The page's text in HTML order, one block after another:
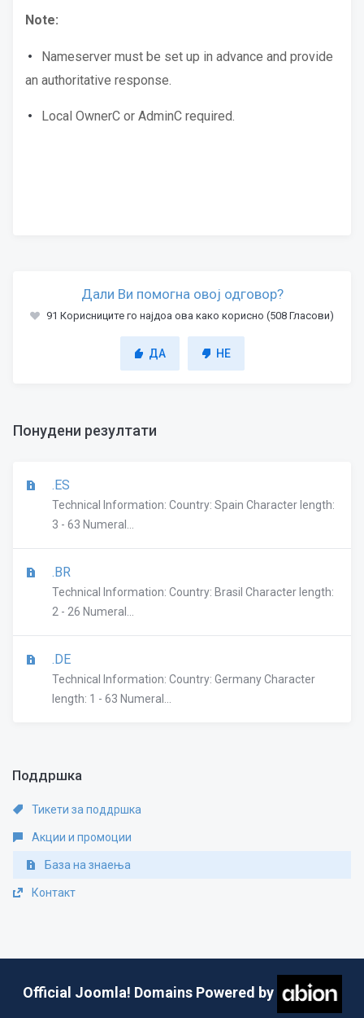
Note:
Nameserver must be set up in advance and provide
an authoritative response.
Local OwnerC or AdminC required.
Дали Ви помогна овој одговор?
91 Корисниците го најдоа ова како корисно (508 Гласови)
ДА НЕ
Понудени резултати
.ES
Technical Information: Country: Spain Character length:
3 - 63 Numeral...
.BR
Technical Information: Country: Brasil Character length:
2 - 26 Numeral...
.DE
Technical Information: Country: Germany Character
length: 1 - 63 Numeral...
Поддршка
Тикети за поддршка
Акции и промоции
База на знаења
Контакт
Official Joomla! Domains Powered by